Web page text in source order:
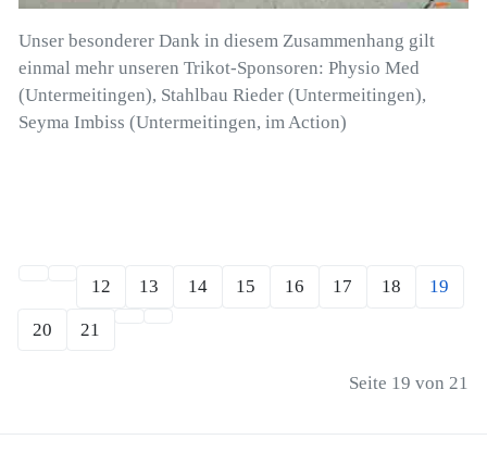
Unser besonderer Dank in diesem Zusammenhang gilt
einmal mehr unseren Trikot-Sponsoren: Physio Med
(Untermeitingen), Stahlbau Rieder (Untermeitingen),
Seyma Imbiss (Untermeitingen, im Action)
12 13 14 15 16 17 18 19
20 21
Seite 19 von 21